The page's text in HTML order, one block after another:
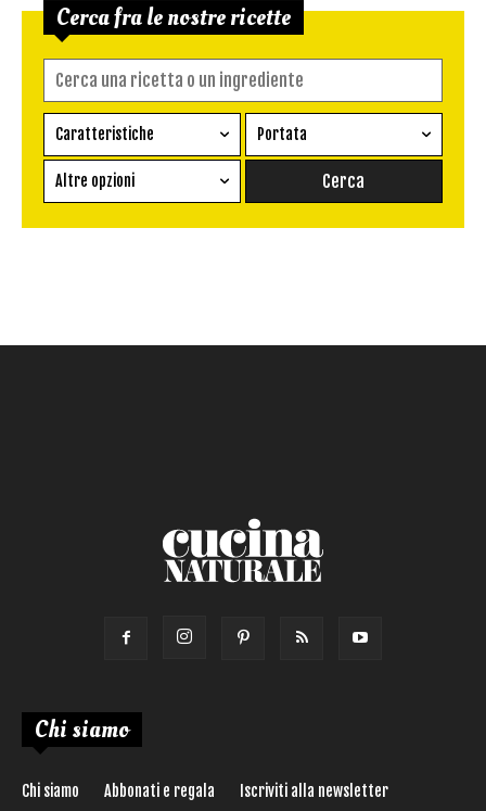
Cerca fra le nostre ricette
Caratteristiche
Ricetta vegetariana
Senza glutine
Portata
Conserva
Altre opzioni
Chi siamo
Chi siamo Abbonati e regala Iscriviti alla newsletter